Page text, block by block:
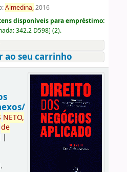
Almedina,2016
disponíveis para empréstimo:
342.2 D598] (2).
ao seu carrinho
NETO,
de
|
.